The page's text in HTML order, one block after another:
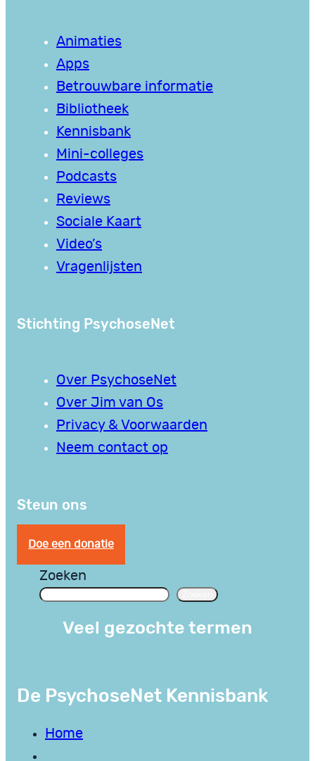
Animaties
Apps
Betrouwbare informatie
Bibliotheek
Kennisbank
Mini-colleges
Podcasts
Reviews
Sociale Kaart
Video’s
Vragenlijsten
Stichting PsychoseNet
Over PsychoseNet
Over Jim van Os
Privacy & Voorwaarden
Neem contact op
Steun ons
Doe een donatie
Zoeken
Veel gezochte termen
De PsychoseNet Kennisbank
Home